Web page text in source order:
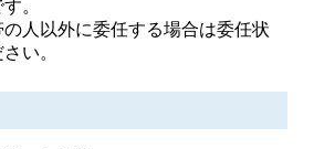
。
人以外に委任する場合は委任状
い。